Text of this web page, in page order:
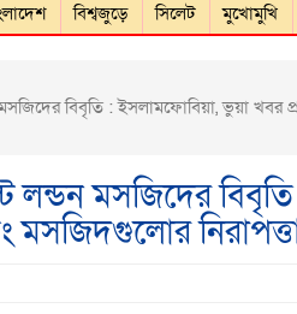
বিশ্বজুড়ে সিলেট মুখোমুখি
বিবৃতি : ইসলামফোবিয়া, ভুয়া খবর
লন্ডন মসজিদের
মসজিদগুলোর